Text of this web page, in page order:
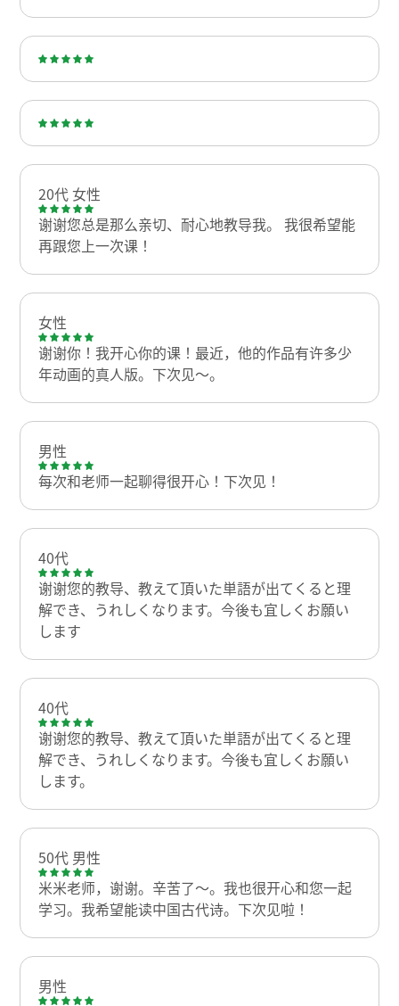
20代 女性
谢谢您总是那么亲切、耐心地教导我。 我很希望能
再跟您上一次课！
女性
谢谢你！我开心你的课！最近，他的作品有许多少
年动画的真人版。下次见〜。
男性
每次和老师一起聊得很开心！下次见！
40代
谢谢您的教导、教えて頂いた単語が出てくると理
解でき、うれしくなります。今後も宜しくお願い
します
40代
谢谢您的教导、教えて頂いた単語が出てくると理
解でき、うれしくなります。今後も宜しくお願い
します。
50代 男性
米米老师，谢谢。辛苦了～。我也很开心和您一起
学习。我希望能读中国古代诗。下次见啦！
男性